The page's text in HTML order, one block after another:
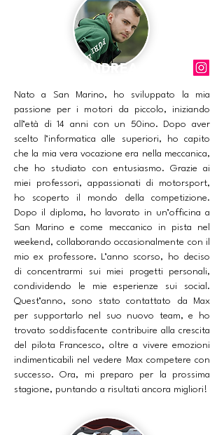
ANDREA
Nato a San Marino, ho sviluppato la mia
passione per i motori da piccolo, iniziando
all’età di 14 anni con un 50ino. Dopo aver
scelto l’informatica alle superiori, ho capito
che la mia vera vocazione era nella meccanica,
che ho studiato con entusiasmo. Grazie ai
miei professori, appassionati di motorsport,
ho scoperto il mondo della competizione.
Dopo il diploma, ho lavorato in un’officina a
San Marino e come meccanico in pista nel
weekend, collaborando occasionalmente con il
mio ex professore. L’anno scorso, ho deciso
di concentrarmi sui miei progetti personali,
condividendo le mie esperienze sui social.
Quest’anno, sono stato contattato da Max
per supportarlo nel suo nuovo team, e ho
trovato soddisfacente contribuire alla crescita
del pilota Francesco, oltre a vivere emozioni
indimenticabili nel vedere Max competere con
successo. Ora, mi preparo per la prossima
stagione, puntando a risultati ancora migliori!